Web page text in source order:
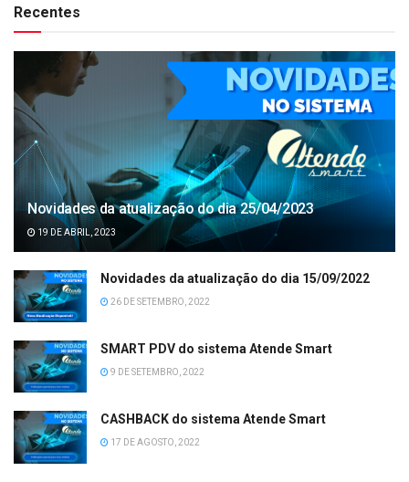
Recentes
Novidades da atualização do dia 25/04/2023
19 DE ABRIL, 2023
Novidades da atualização do dia 15/09/2022
26 DE SETEMBRO, 2022
SMART PDV do sistema Atende Smart
9 DE SETEMBRO, 2022
CASHBACK do sistema Atende Smart
17 DE AGOSTO, 2022